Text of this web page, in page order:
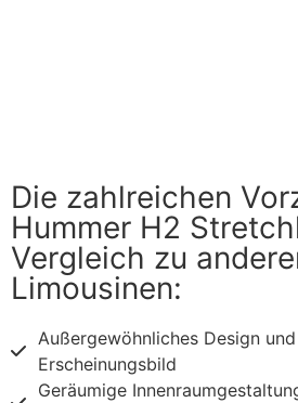
Die zahlreichen
Hummer H2
Vergleich zu
Limousinen:
Außergewöhnliches Design
Erscheinungsbild
Geräumige